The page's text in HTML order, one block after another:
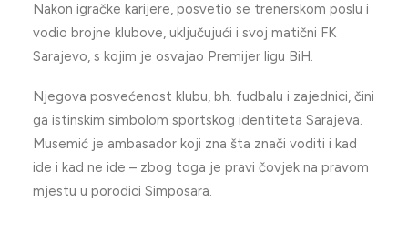
Nakon igračke karijere, posvetio se trenerskom poslu i
vodio brojne klubove, uključujući i svoj matični FK
Sarajevo, s kojim je osvajao Premijer ligu BiH.
Njegova posvećenost klubu, bh. fudbalu i zajednici, čini
ga istinskim simbolom sportskog identiteta Sarajeva.
Musemić je ambasador koji zna šta znači voditi i kad
ide i kad ne ide – zbog toga je pravi čovjek na pravom
mjestu u porodici Simposara.